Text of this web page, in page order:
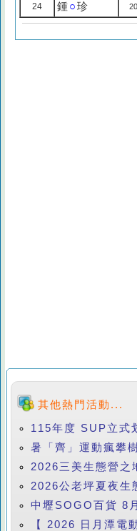
24 鍾○珍
其他熱門活動...
115年度 SUP立式
暑「齊」運動瘋攀
2026三美生態營之
2026公老坪夏夜生
中壢SOGO百貨 8
【 2026 日月潭電